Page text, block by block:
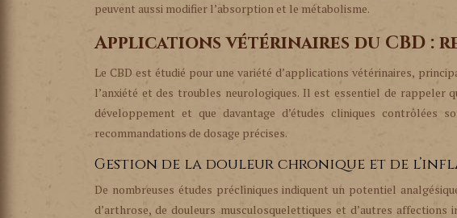
peuvent aussi modifier l’absorption et le métabolisme.
Applications vétérinaires du CBD :
Le CBD est étudié pour une variété d’applications vétérinaires,
l’anxiété et des troubles neurologiques. Il est essentiel de rappeler
développement et que davantage d’études cliniques contrôlées
recommandations de dosage précises.
Gestion de la douleur chronique et de
De nombreuses études précliniques indiquent un potentiel
d’arthrose, de douleurs musculosquelettiques et d’autres